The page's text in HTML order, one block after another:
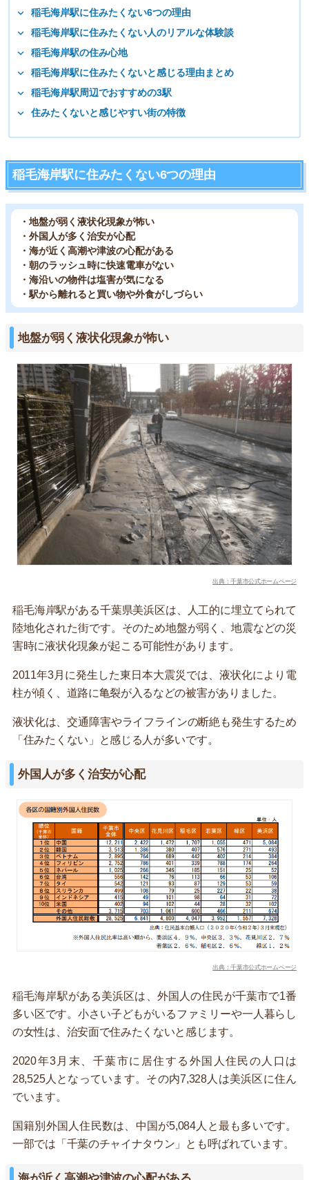
稲毛海岸駅に住みたくない6つの理由
稲毛海岸駅に住みたくない人のリアルな体験談
稲毛海岸駅の住み心地
稲毛海岸駅に住みたくないと感じる理由まとめ
稲毛海岸駅周辺でおすすめの3駅
住みたくないと感じやすい街の特徴
稲毛海岸駅に住みたくない6つの理由
・地盤が弱く液状化現象が怖い
・外国人が多く治安が心配
・海が近く高潮や津波の心配がある
・朝のラッシュ時に快速電車がない
・海沿いの物件は塩害が気になる
・駅から離れると買い物や外食がしづらい
地盤が弱く液状化現象が怖い
出典：千葉市公式ホームページ
稲毛海岸駅がある千葉県美浜区は、人工的に埋立てられて
陸地化された街です。そのため地盤が弱く、地震などの災
害時に液状化現象が起こる可能性があります。
2011年3月に発生した東日本大震災では、液状化により電
柱が傾く、道路に亀裂が入るなどの被害がありました。
液状化は、交通障害やライフラインの断絶も発生するため
「住みたくない」と感じる人が多いです。
外国人が多く治安が心配
出典：千葉市公式ホームページ
稲毛海岸駅がある美浜区は、外国人の住民が千葉市で1番
多い区です。小さい子どもがいるファミリーや一人暮らし
の女性は、治安面で住みたくないと感じます。
2020年3月末、千葉市に居住する外国人住民の人口は
28,525人となっています。その内7,328人は美浜区に住ん
でいます。
国籍別外国人住民数は、中国が5,084人と最も多いです。
一部では「千葉のチャイナタウン」とも呼ばれています。